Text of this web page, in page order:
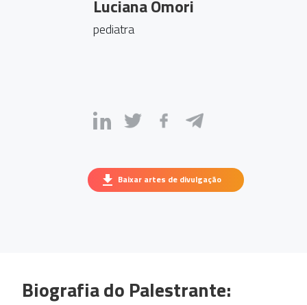
Luciana Omori
pediatra
Baixar artes de divulgação
Biografia do Palestrante: